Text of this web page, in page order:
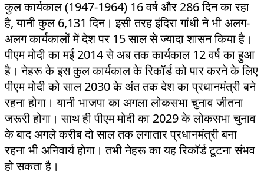
कुल कार्यकाल (1947-1964) 16 वर्ष और 286 दिन का रहा
है, यानी कुल 6,131 दिन। इसी तरह इंदिरा गांधी ने भी अलग-
अलग कार्यकालों में देश पर 15 साल से ज्यादा शासन किया है।
पीएम मोदी का मई 2014 से अब तक कार्यकाल 12 वर्ष का हुआ
है। नेहरू के इस कुल कार्यकाल के रिकॉर्ड को पार करने के लिए
पीएम मोदी को साल 2030 के अंत तक देश का प्रधानमंत्री बने
रहना होगा। यानी भाजपा का अगला लोकसभा चुनाव जीतना
जरूरी होगा। साथ ही पीएम मोदी का 2029 के लोकसभा चुनाव
के बाद अगले करीब दो साल तक लगातार प्रधानमंत्री बना
रहना भी अनिवार्य होगा। तभी नेहरू का यह रिकॉर्ड टूटना संभव
हो सकता है।